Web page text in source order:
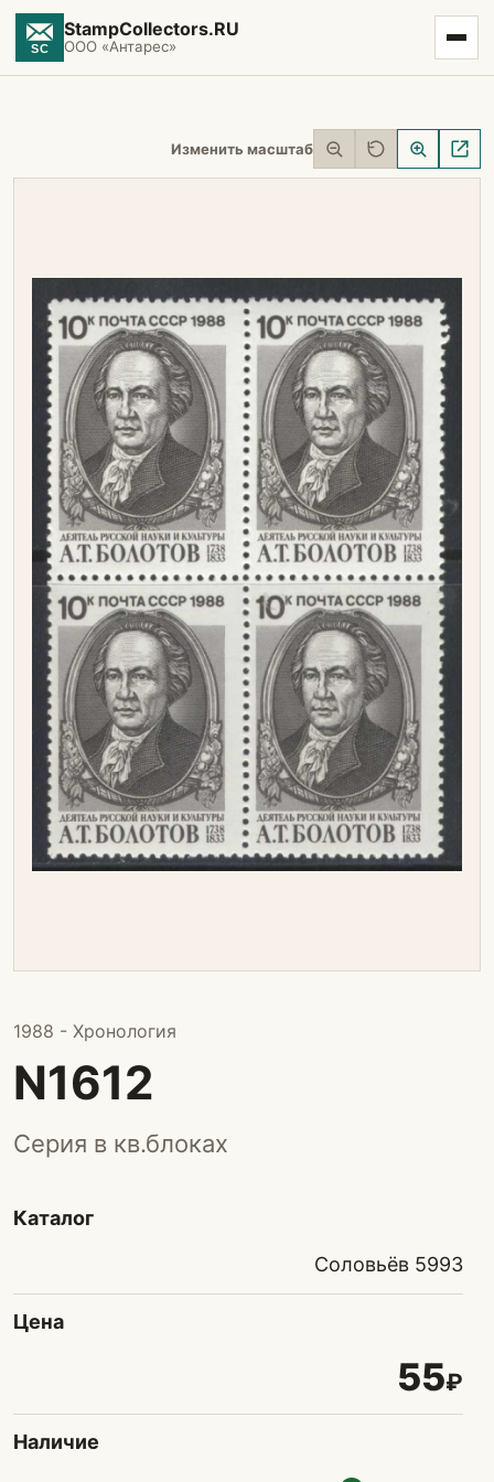
StampCollectors.RU
ООО «Антарес»
Изменить масштаб
1988 - Хронология
N1612
Серия в кв.блоках
Каталог
Соловьёв 5993
Цена
55₽
Наличие